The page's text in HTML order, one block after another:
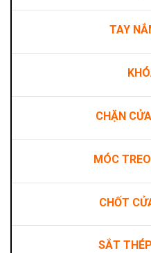
TAY
CHẶN
MÓC
CHỐT
SẮT